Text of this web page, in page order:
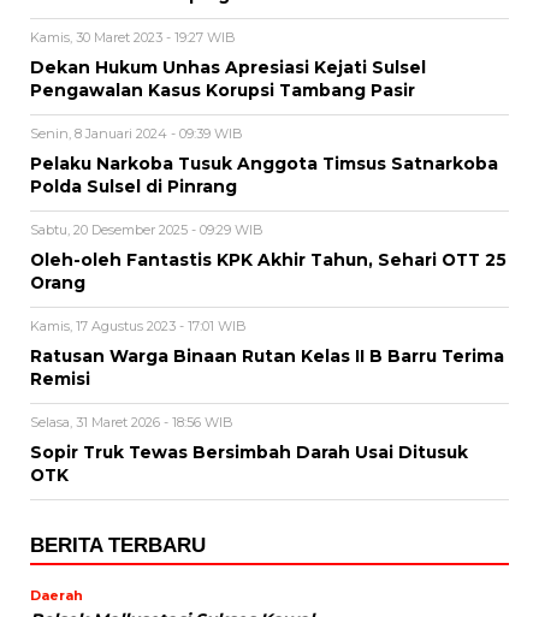
Kamis, 30 Maret 2023 - 19:27 WIB
Dekan Hukum Unhas Apresiasi Kejati Sulsel
Pengawalan Kasus Korupsi Tambang Pasir
Senin, 8 Januari 2024 - 09:39 WIB
Pelaku Narkoba Tusuk Anggota Timsus Satnarkoba
Polda Sulsel di Pinrang
Sabtu, 20 Desember 2025 - 09:29 WIB
Oleh-oleh Fantastis KPK Akhir Tahun, Sehari OTT 25
Orang
Kamis, 17 Agustus 2023 - 17:01 WIB
Ratusan Warga Binaan Rutan Kelas II B Barru Terima
Remisi
Selasa, 31 Maret 2026 - 18:56 WIB
Sopir Truk Tewas Bersimbah Darah Usai Ditusuk
OTK
BERITA TERBARU
Daerah